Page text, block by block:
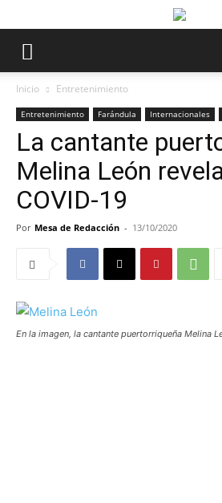
Inicio Entretenimiento
Entretenimiento Farándula Internacionales
La cantante
Melina León
COVID-19
Por Mesa de Redacción - 13/10/2020
En la imagen, la cantante puertorriqueña Melina